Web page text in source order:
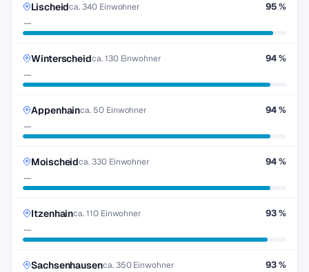
Lischeidca. 340 Einwohner
—
95 %
Winterscheidca. 130 Einwohner
—
94 %
Appenhainca. 50 Einwohner
—
94 %
Moischeidca. 330 Einwohner
—
94 %
Itzenhainca. 110 Einwohner
—
93 %
Sachsenhausenca. 350 Einwohner 93 %